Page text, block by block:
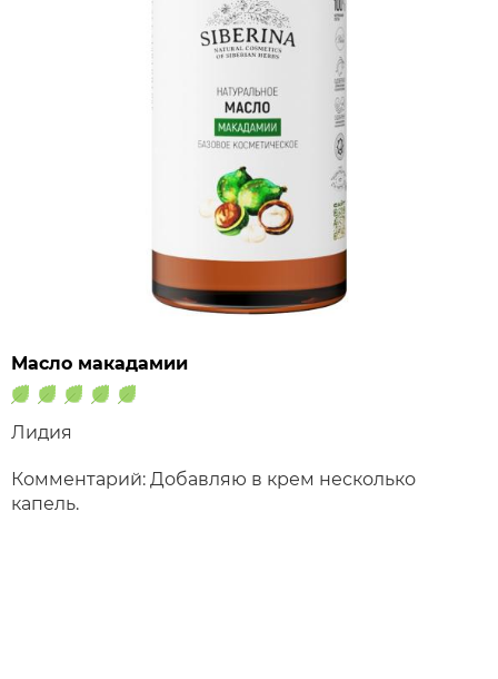
Масло макадамии
Лидия
Комментарий: Добавляю в крем несколько
капель.